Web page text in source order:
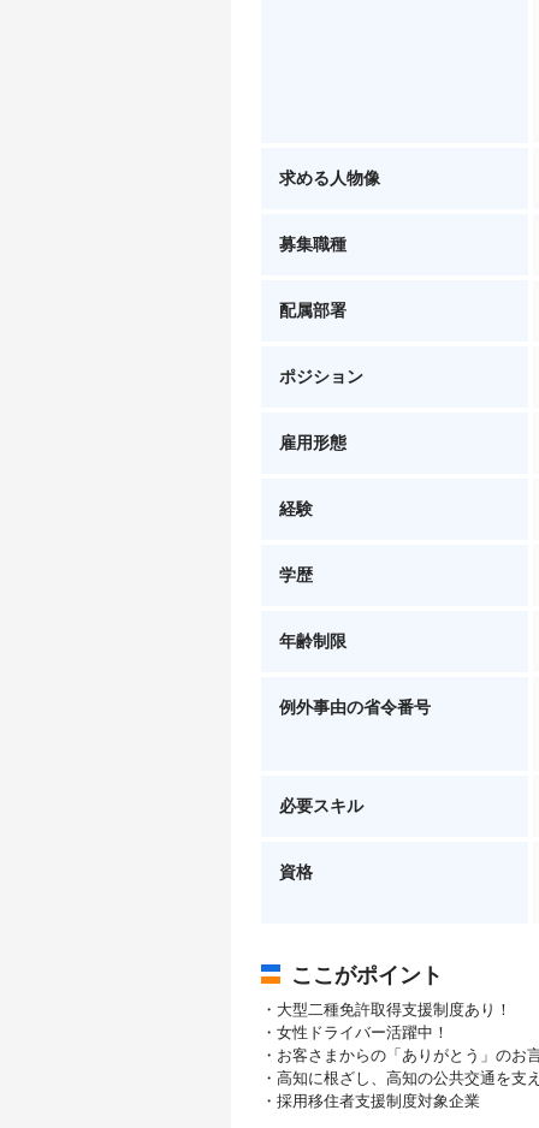
求める人物像
募集職種
配属部署
ポジション
雇用形態
経験
学歴
年齢制限
例外事由の省令番号
必要スキル
資格
ここがポイント
・大型二種免許取得支援制度あり！
・女性ドライバー活躍中！
・お客さまからの「ありがとう」の
・高知に根ざし、高知の公共交通を支
・採用移住者支援制度対象企業